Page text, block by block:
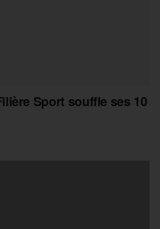
Sport souffle ses 10